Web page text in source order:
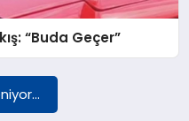
“Buda Geçer”